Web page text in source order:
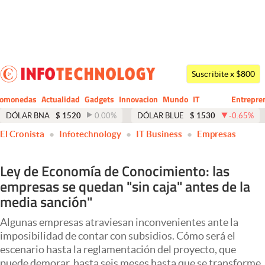
Dólar
Economía y Política
Finanzas y Mercados
Columnistas
Otras secciones
Apertura
Suscribite x $800
Actualidad Gadgets Innovacion Mundo
CIO
IT
Business
DÓLAR BNA $ 1520 0.00% DÓLAR BLUE $ 1530 -0.65%
El Cronista Infotechnology IT Business Empresas
Ley de Economía de Conocimiento: las
empresas se quedan "sin caja" antes de la
media sanción"
Algunas empresas atraviesan inconvenientes ante la
imposibilidad de contar con subsidios. Cómo será el
escenario hasta la reglamentación del proyecto, que